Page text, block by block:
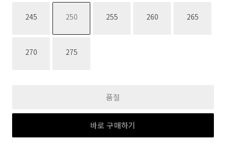
245재고없음 250재고없음 255재고없음 260재고없음 265재고없음
270재고없음 275재고없음
품절
바로 구매하기